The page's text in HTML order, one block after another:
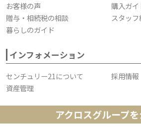
お客様の声
購入ガイ
贈与・相続税の相談
スタッ
暮らしのガイド
インフォメーション
センチュリー21について
採用情報
資産管理
アクロスグループ